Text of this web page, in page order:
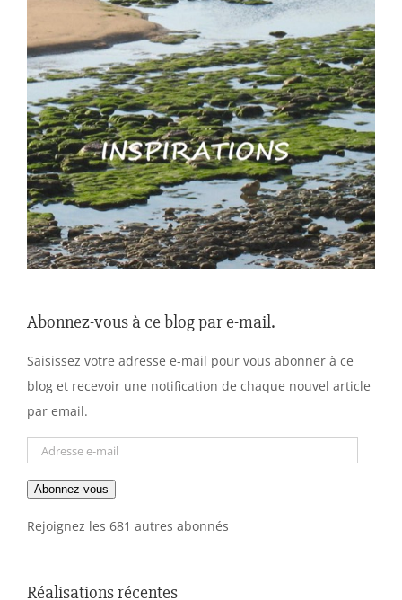
Abonnez-vous à ce blog par e-mail.
Saisissez votre adresse e-mail pour vous abonner à ce
blog et recevoir une notification de chaque nouvel article
par email.
Adresse
mail
Abonnez-vous
Rejoignez les 681 autres abonnés
Réalisations récentes